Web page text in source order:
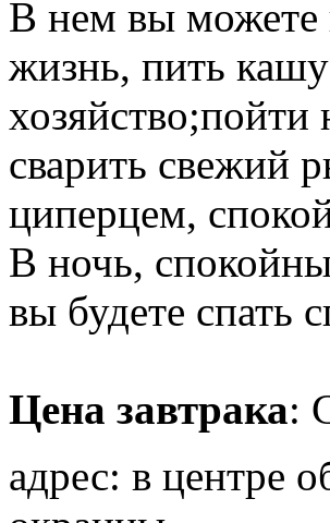
В нем вы можете
жизнь, пить
сварить свежий
циперцем,
В ночь,
вы будете спать
Цена завтрака:
адрес: в центре